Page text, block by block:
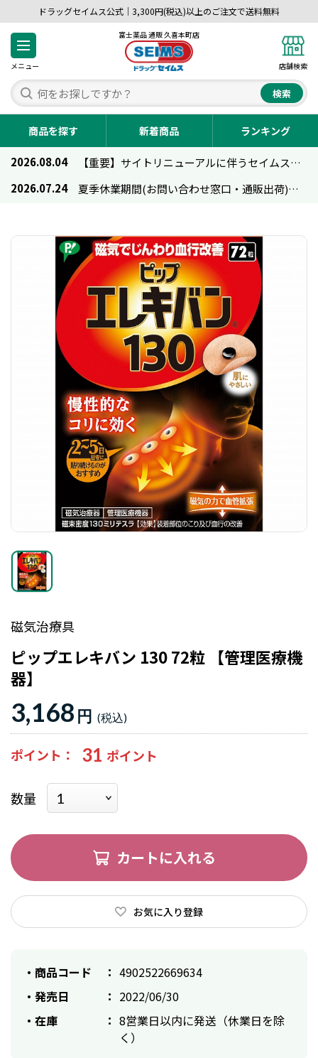
ドラッグセイムス公式｜3,300円(税込)以上のご注文で送料無料
メニュー
富士薬品 通販 久喜本町店
店舗検索
検索
商品を探す 新着商品 ランキング
2026.08.04
【重要】サイトリニューアルに伴うセイムス通販のご利用について
2026.07.24
夏季休業期間(お問い合わせ窓口・通販出荷)のお知らせ
磁気治療具
ピップエレキバン 130 72粒 【管理医療機
器】
3,168 円
ポイント 31
数量
カートに入れる
お気に入り登録
商品コード
4902522669634
発売日
2022/06/30
在庫
8営業日以内に発送（休業日を除
く）